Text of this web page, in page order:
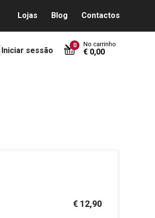
Lojas Blog Contactos
Iniciar sessão
0 No carrinho
€ 0,00
€ 12,90